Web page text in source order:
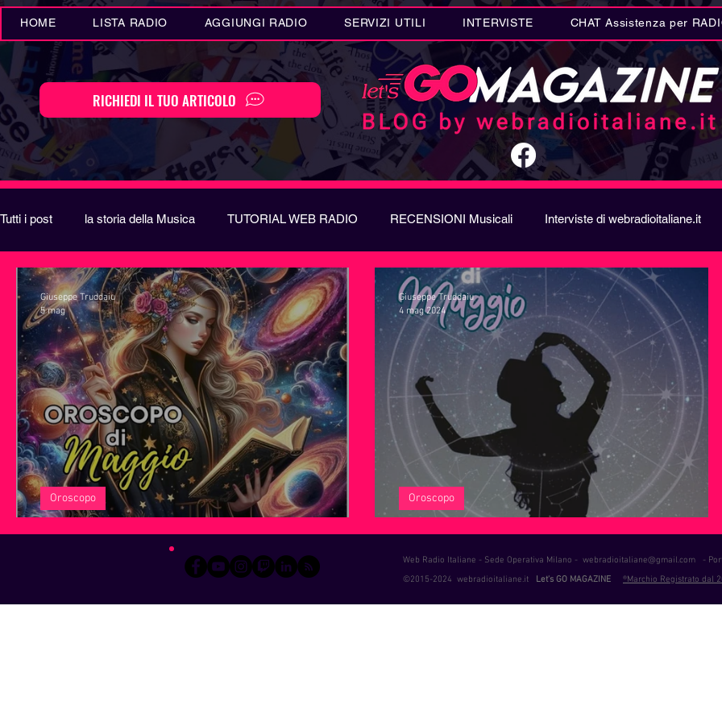
HOME LISTA RADIO AGGIUNGI RADIO SERVIZI UTILI INTERVISTE CHAT Assistenza per
RICHIEDI IL TUO ARTICOLO
Tutti i post la storia della Musica TUTORIAL WEB RADIO RECENSIONI Musicali Interviste di webradioitaliane.it
Eventi MUSICA Novità MUSICA Curiosità MUSICA Metal Letteratura Curiosità Radio Novità
Festival di Sanremo Arte REPORT EUROVISION SONG CONTEST Donne Biografie Riflessioni
Servizi offerti da WRI Halloween Natale Notizie Musica Consigli Life Coaching Intervista alla RADIO
L' oroscopo di Maggio
Oroscopo
Giuseppe Truddaiu
5 mag
L'Oroscopo di Maggio
Oroscopo
Giuseppe Truddaiu
4 mag 2024
Web Radio Italiane - Sede Operativa Milano - webradioitaliane@gmail.com -
©2015-2024 webradioitaliane.it Let's GO MAGAZINE ®Marchio Registrato dal